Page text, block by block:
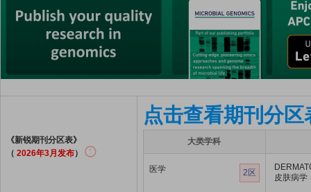
《新锐期刊分区表》
（ 2026年3月发布）
点击查看期刊分区
大类学科
医学 2区
皮肤病学